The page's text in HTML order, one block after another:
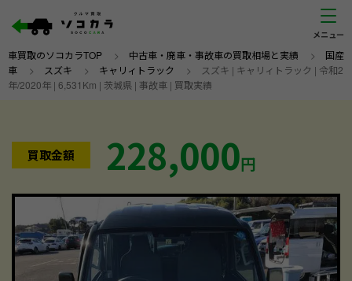
車買取のソコカラTOP > 中古車・廃車・事故車の買取相場と実績 > 国産
車 > スズキ > キャリィトラック >
スズキ | キャリィトラック | 令和2
年/2020年 | 6,531Km | 茨城県 | 事故車 | 買取実績
買取金額 228,000円